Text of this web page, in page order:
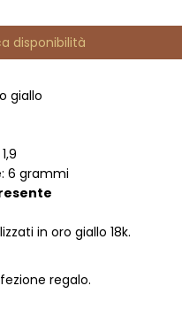
disponibilità
giallo
6 grammi
in oro giallo 18k.
regalo.